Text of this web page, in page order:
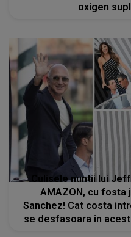
oxigen
Culisele nuntii lui
AMAZON, cu fosta
Sanchez! Cat costa
se desfasoara in